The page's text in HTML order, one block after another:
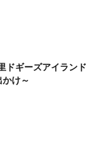
ドギーズアイランド
かけ～